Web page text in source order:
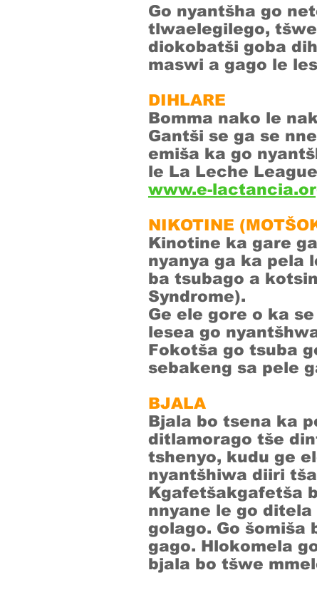
Go nyantšha go
tlwaelegilego,
diokobatši goba
maswi a gago le
DIHLARE
Bomma nako le
Gantši se ga se
emiša ka go
le La Leche
www.e-
NIKOTINE
Kinotine ka gare
nyanya ga ka pela
ba tsubago a
Syndrome).
Ge ele gore o ka
lesea go
Fokotša go tsuba
sebakeng sa pele
BJALA
Bjala bo tsena ka
ditlamorago tše
tshenyo, kudu ge
nyantšhiwa diiri
Kgafetšakgafetša
nnyane le go
golago. Go šomiša
gago. Hlokomela
bjala bo tšwe